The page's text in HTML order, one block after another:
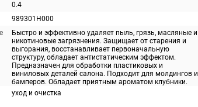
0.4
989301H000
Быстро и эффективно удаляет пыль, грязь, масляные и
никотиновые загрязнения. Защищает от старения и
выгорания, восстанавливает первоначальную
структуру, обладает антистатическим эффектом.
Предназначен для обработки пластиковых и
виниловых деталей салона. Подходит для молдингов и
бамперов. Обладает приятным ароматом клубники.
уход и очистка